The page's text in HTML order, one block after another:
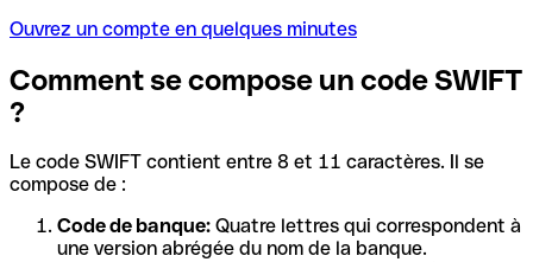
Ouvrez un compte en quelques minutes
Comment se compose un code SWIFT
?
Le code SWIFT contient entre 8 et 11 caractères. Il se
compose de :
Code de banque: Quatre lettres qui correspondent à
une version abrégée du nom de la banque.